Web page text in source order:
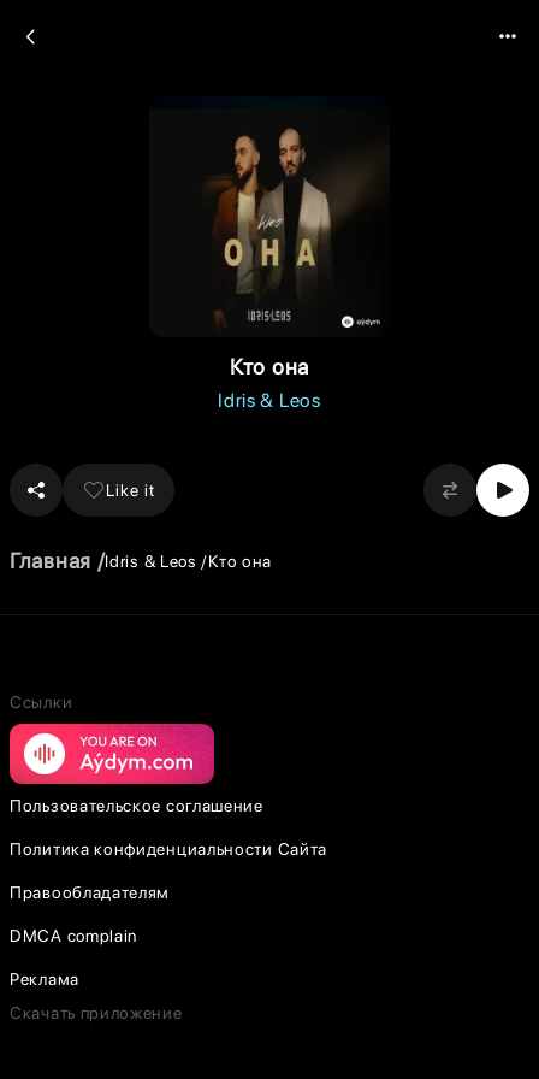
Кто она
Idris & Leos
Like it
Главная Idris & Leos Кто она
Ссылки
Пользовательское соглашение
Политика конфиденциальности Сайта
Правообладателям
DMCA complain
Реклама
Скачать приложение